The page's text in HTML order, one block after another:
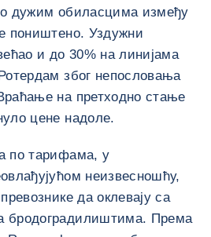
дужим обиласцима између
поништено. Уздужни
и до 30% на линијама
због непословања
на претходно стање
цене надоле.
по тарифама, у
неизвесношћу,
да оклевају са
бродоградилиштима. Према